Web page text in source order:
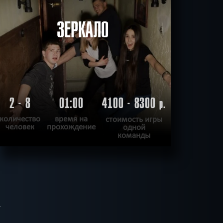
ЗЕРКАЛО
2 - 8
количество
человек
01:00
время на
прохождение
4100 - 8300р.
стоимость игры
одной
команды